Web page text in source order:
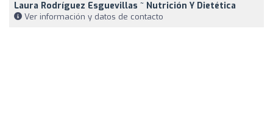
Laura Rodríguez Esguevillas ~ Nutrición Y Dietética
Ver información y datos de contacto